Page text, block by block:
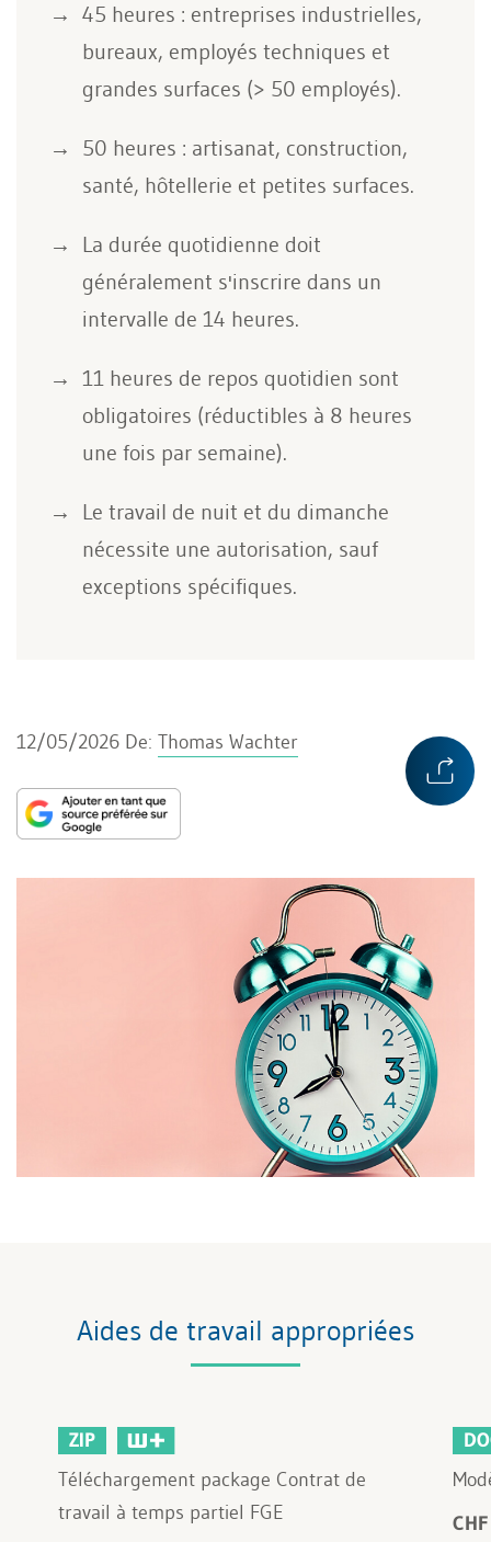
45 heures : entreprises industrielles,
bureaux, employés techniques et
grandes surfaces (> 50 employés).
50 heures : artisanat, construction,
santé, hôtellerie et petites surfaces.
La durée quotidienne doit
généralement s'inscrire dans un
intervalle de 14 heures.
11 heures de repos quotidien sont
obligatoires (réductibles à 8 heures
une fois par semaine).
Le travail de nuit et du dimanche
nécessite une autorisation, sauf
exceptions spécifiques.
12/05/2026 De: Thomas Wachter
Aides de travail appropriées
ZIP
Téléchargement package Contrat de
travail à temps partiel FGE